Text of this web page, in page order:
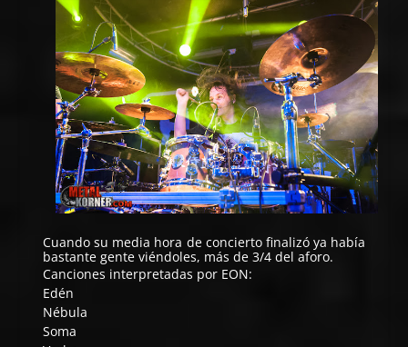
Cuando su media hora de concierto finalizó ya había
bastante gente viéndoles, más de 3/4 del aforo.
Canciones interpretadas por EON:
Edén
Nébula
Soma